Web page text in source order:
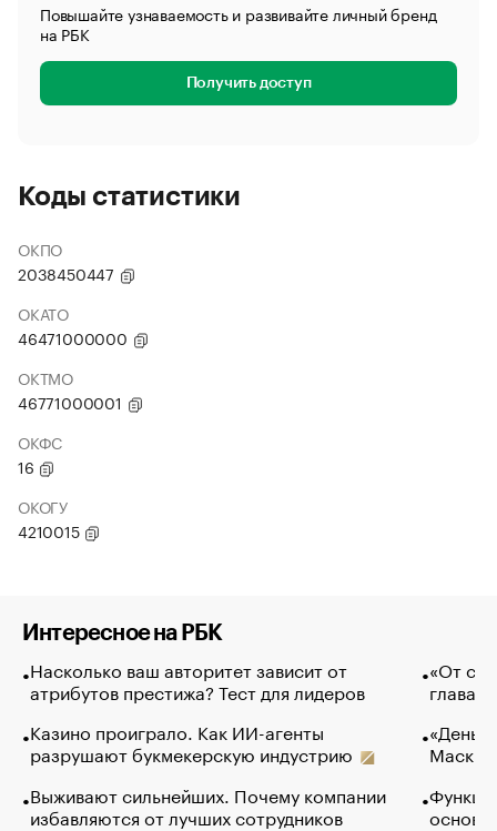
Повышайте узнаваемость и развивайте личный бренд
на РБК
Получить доступ
Коды статистики
ОКПО
2038450447
ОКАТО
46471000000
ОКТМО
46771000001
ОКФС
16
ОКОГУ
4210015
Интересное на РБК
Насколько ваш авторитет зависит от
атрибутов престижа? Тест для лидеров
Казино проиграло. Как ИИ-агенты
разрушают букмекерскую индустрию
Выживают сильнейших. Почему компании
избавляются от лучших сотрудников
«От
глава
Маск в
основ